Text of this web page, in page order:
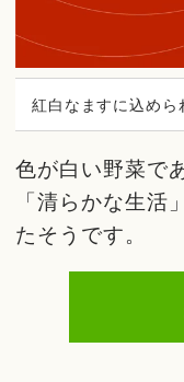
紅白なますに込めら
色が白い野菜で
「清らかな生活
たそうです。